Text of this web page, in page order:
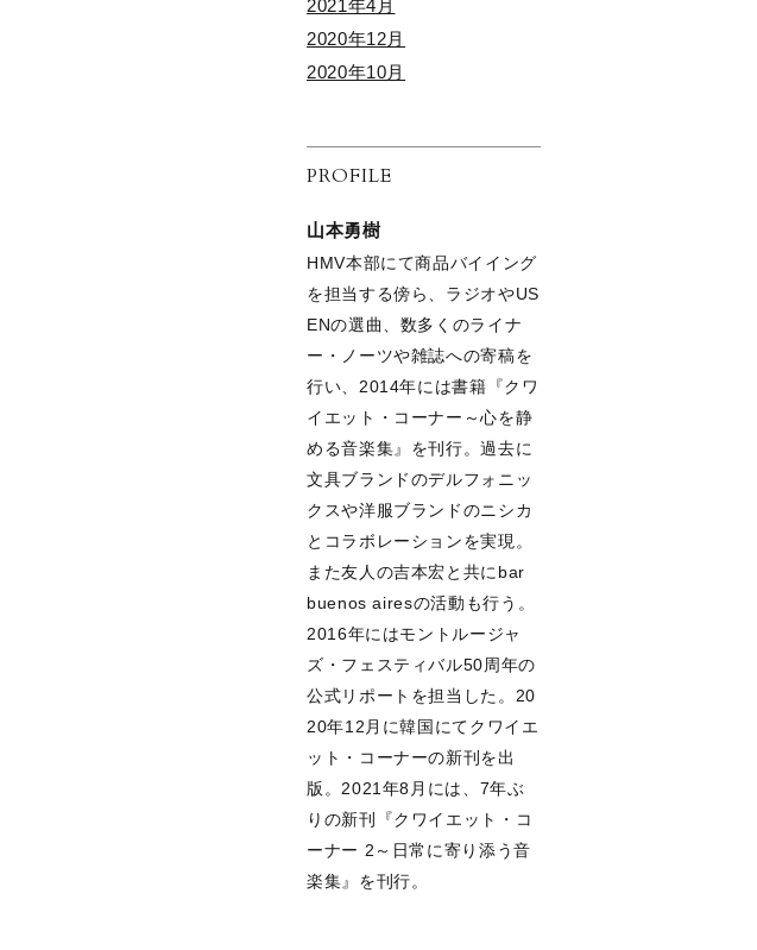
2021年4月
2020年12月
2020年10月
PROFILE
山本勇樹
HMV本部にて商品バイイング
を担当する傍ら、ラジオやUS
ENの選曲、数多くのライナ
ー・ノーツや雑誌への寄稿を
行い、2014年には書籍『クワ
イエット・コーナー～心を静
める音楽集』を刊行。過去に
文具ブランドのデルフォニッ
クスや洋服ブランドのニシカ
とコラボレーションを実現。
また友人の吉本宏と共にbar
buenos airesの活動も行う。
2016年にはモントルージャ
ズ・フェスティバル50周年の
公式リポートを担当した。20
20年12月に韓国にてクワイエ
ット・コーナーの新刊を出
版。2021年8月には、7年ぶ
りの新刊『クワイエット・コ
ーナー 2～日常に寄り添う音
楽集』を刊行。